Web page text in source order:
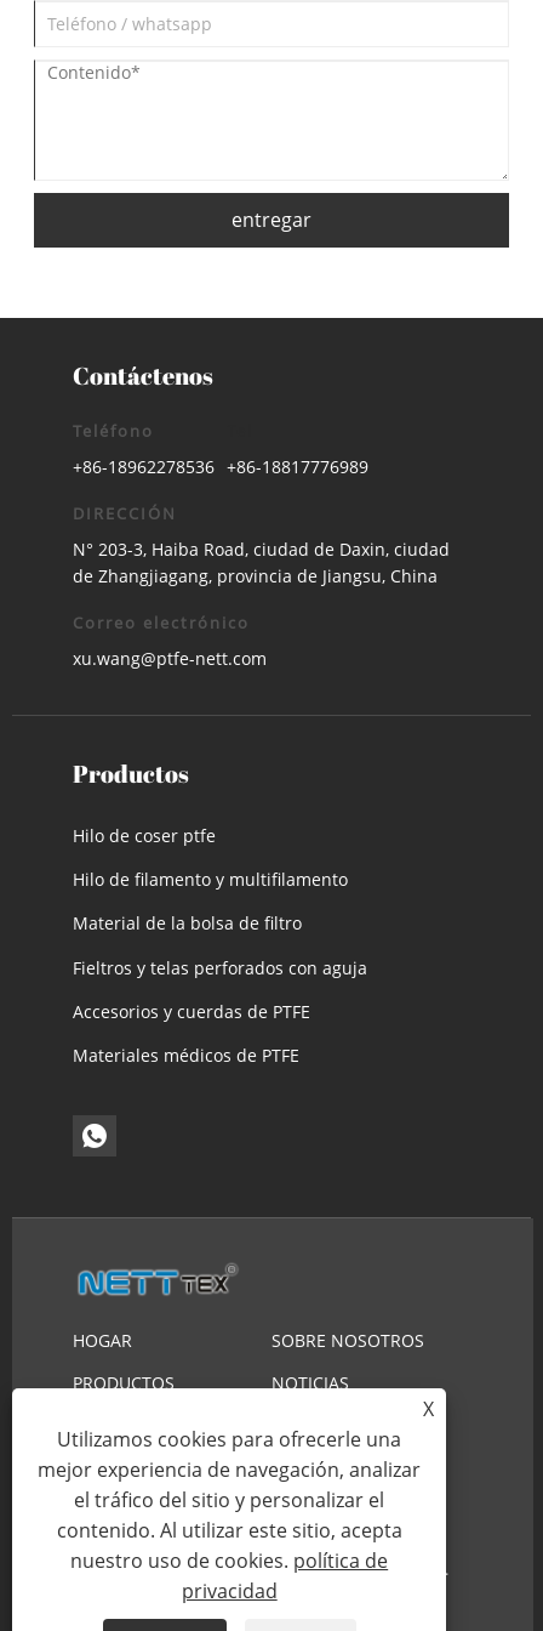
entregar
Contáctenos
Teléfono
+86-18962278536 +86-18817776989
DIRECCIÓN
N° 203-3, Haiba Road, ciudad de Daxin, ciudad
de Zhangjiagang, provincia de Jiangsu, China
Correo electrónico
xu.wang@ptfe-nett.com
Productos
Hilo de coser ptfe
Hilo de filamento y multifilamento
Material de la bolsa de filtro
Fieltros y telas perforados con aguja
Accesorios y cuerdas de PTFE
Materiales médicos de PTFE
HOGAR
SOBRE NOSOTROS
PRODUCTOS
NOTICIAS
DESCARGAR
ENVIAR CONSULTA
CONTÁCTENOS
Copyright © 2023 Suzhou Nett New Material
Technology Co., Ltd. Reservados todos los derechos.
X
Utilizamos cookies para ofrecerle una
mejor experiencia de navegación, analizar
el tráfico del sitio y personalizar el
contenido. Al utilizar este sitio, acepta
nuestro uso de cookies. política de
privacidad